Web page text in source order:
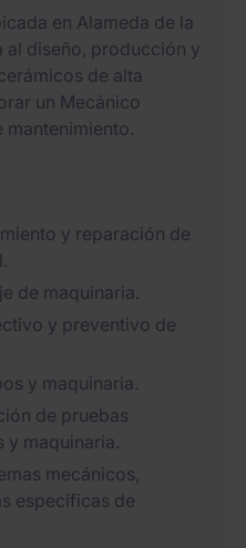
en Alameda de la
al diseño, producción y
de alta
un Mecánico
mantenimiento.
y reparación de
de maquinaria.
y preventivo de
y maquinaria.
de pruebas
y maquinaria.
mecánicos,
específicas de